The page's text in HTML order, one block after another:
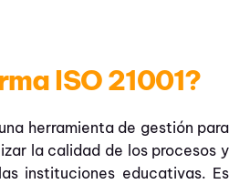
ISO 21001?
herramienta de gestión para
la calidad de los procesos y
instituciones educativas. Es